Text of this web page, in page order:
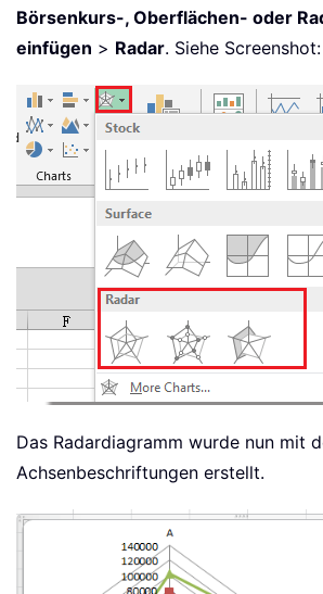
Börsenkurs-, Oberflächen- oder
einfügen > Radar. Siehe Screenshot:
Das Radardiagramm wurde nun mit
Achsenbeschriftungen erstellt.